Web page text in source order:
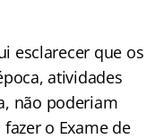
esclarecer que os
atividades
não poderiam
o Exame de